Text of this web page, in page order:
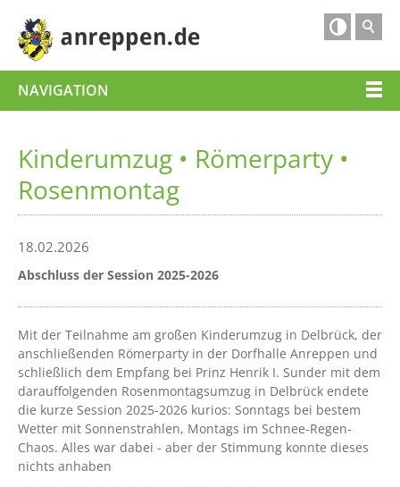

NAVIGATION
Kinderumzug • Römerparty •
Rosenmontag
18.02.2026
Abschluss der Session 2025-2026
Mit der Teilnahme am großen Kinderumzug in Delbrück, der
anschließenden Römerparty in der Dorfhalle Anreppen und
schließlich dem Empfang bei Prinz Henrik I. Sunder mit dem
darauffolgenden Rosenmontagsumzug in Delbrück endete
die kurze Session 2025-2026 kurios: Sonntags bei bestem
Wetter mit Sonnenstrahlen, Montags im Schnee-Regen-
Chaos. Alles war dabei - aber der Stimmung konnte dieses
nichts anhaben